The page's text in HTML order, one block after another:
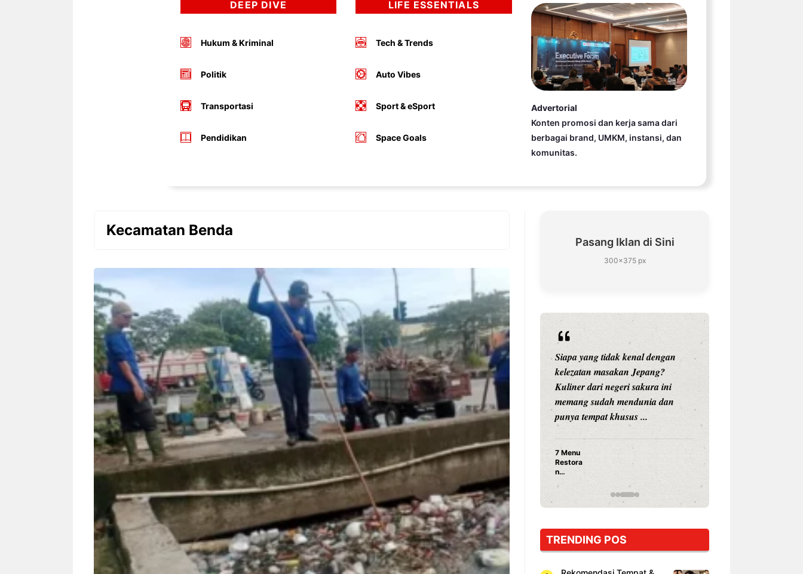
DEEP DIVE
Hukum & Kriminal
Politik
Transportasi
Pendidikan
LIFE ESSENTIALS
Tech & Trends
Auto Vibes
Sport & eSport
Space Goals
Advertorial
Konten promosi dan kerja sama dari
berbagai brand, UMKM, instansi, dan
komunitas.
Kecamatan Benda
Pasang Iklan di Sini
300×375 px
Siapa sangka, dua nama besar di
dunia hiburan, Nunung Srimulat
dan Vicky Prasetyo, kini merambah
dunia kuliner dengan membuka
Nunung Srimulat & Vicky
Prasetyo Buka Restoran
Ayam Panggang! Cuma Rp
15 Ribu, Resep Rahasia
Bandung – Menyambut pergantian
tahun 2026, restoran all you can
eat Kakkoii All You Can Eat
Bandung menghadirkan
penawaran spesial ...
Sambut 2026, Kakkoii
Bandung Hadirkan Pesta All
You Can Eat Mulai Rp
145.000
Pernah gak sih kamu mulai
ngerjain sesuatu cuma buat iseng-
iseng, eh ternyata malah jadi
peluang bisnis yang
menguntungkan? Nah, itulah ...
Dari Iseng Jadi Cuan: Kisah
TUM_ATUL yang Ubah
Hampers Jadi Bisnis Kece
Siapa yang tidak kenal dengan
kelezatan masakan Jepang?
Kuliner dari negeri sakura ini
memang sudah mendunia dan
punya tempat khusus ...
7 Menu
Restora
n
yang
Dicoba,
Cuma
Sushi!
TRENDING POS